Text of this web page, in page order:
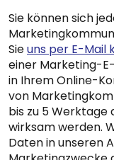
Sie können sich
Sieuns per E-Mail
einer Marketing-
in Ihrem Online-
von
bis zu 5 Werktage
wirksam werden.
Daten in unseren